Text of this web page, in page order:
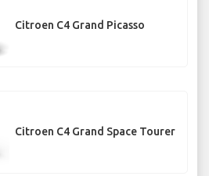
Citroen C4 Grand Picasso
Citroen C4 Grand Space Tourer